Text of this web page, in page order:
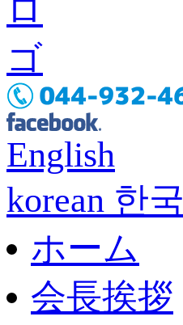
English
korean 한국
ホーム
会長挨拶